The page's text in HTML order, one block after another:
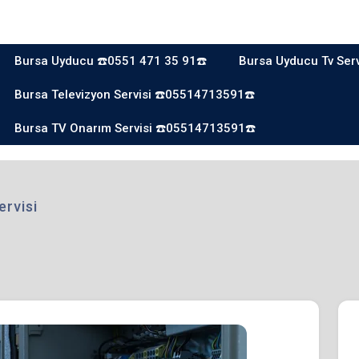
Bursa Uyducu ☎️0551 471 35 91☎️ Bursa Uyducu Tv
Bursa Televizyon Servisi ☎️05514713591☎️
Bursa TV Onarım Servisi ☎️05514713591☎️